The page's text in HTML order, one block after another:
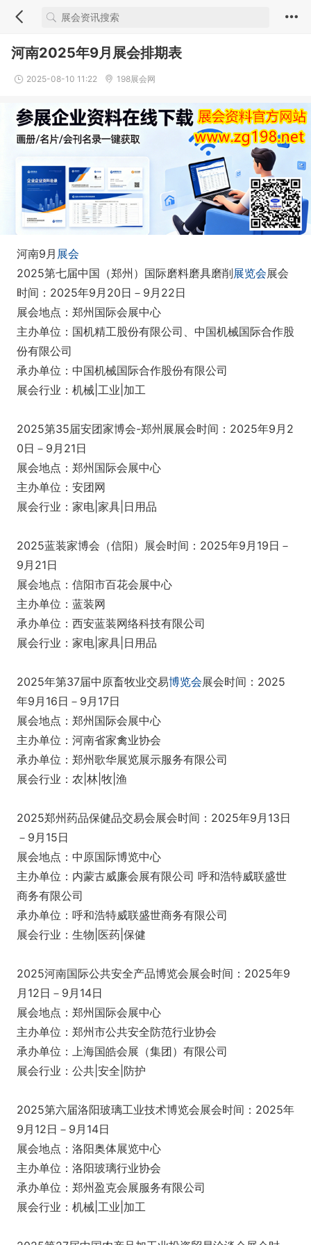
河南2025年9月展会排期表
2025-08-10 11:22 198展会网
河南9月 展会
2025第七届中国（郑州）国际磨料磨具磨削展览会展会
时间：2025年9月20日－9月22日
展会地点：郑州国际会展中心
主办单位：国机精工股份有限公司、中国机械国际合作股
份有限公司
承办单位：中国机械国际合作股份有限公司
展会行业：机械|工业|加工
2025第35届安团家博会-郑州展展会时间：2025年9月2
0日－9月21日
展会地点：郑州国际会展中心
主办单位：安团网
展会行业：家电|家具|日用品
2025蓝装家博会（信阳）展会时间：2025年9月19日－
9月21日
展会地点：信阳市百花会展中心
主办单位：蓝装网
承办单位：西安蓝装网络科技有限公司
展会行业：家电|家具|日用品
2025年第37届中原畜牧业交易博览会展会时间：2025
年9月16日－9月17日
展会地点：郑州国际会展中心
主办单位：河南省家禽业协会
承办单位：郑州歌华展览展示服务有限公司
展会行业：农|林|牧|渔
2025郑州药品保健品交易会展会时间：2025年9月13日
－9月15日
展会地点：中原国际博览中心
主办单位：内蒙古威廉会展有限公司 呼和浩特威联盛世
商务有限公司
承办单位：呼和浩特威联盛世商务有限公司
展会行业：生物|医药|保健
2025河南国际公共安全产品博览会展会时间：2025年9
月12日－9月14日
展会地点：郑州国际会展中心
主办单位：郑州市公共安全防范行业协会
承办单位：上海国皓会展（集团）有限公司
展会行业：公共|安全|防护
2025第六届洛阳玻璃工业技术博览会展会时间：2025年
9月12日－9月14日
展会地点：洛阳奥体展览中心
主办单位：洛阳玻璃行业协会
承办单位：郑州盈克会展服务有限公司
展会行业：机械|工业|加工